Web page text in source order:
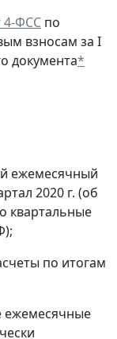
4-ФСС по
взносам за I
документа*
ежемесячный
2020 г. (об
квартальные
по итогам
ежемесячные